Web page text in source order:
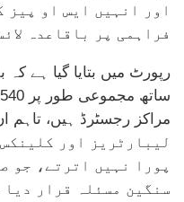
اور انہیں ایس او پیز
فراہمی پر باقاعدہ
رپورٹ میں بتایا گیا ہے
لیبارٹریز اور
پورا نہیں اترتے، جو
سنگین مسئلہ قرار دیا